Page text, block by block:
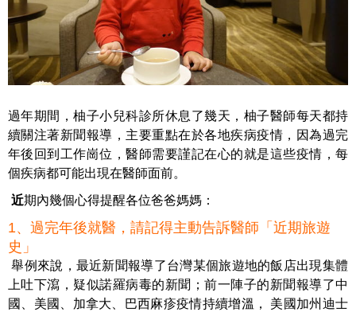
過年期間，柚子小兒科診所休息了幾天，柚子醫師每天都持
續關注著新聞報導 ，主要重點在於各地疾病疫情，因為過完
年後回到工作崗位，醫師需要謹記在心的就是這些疫情，每
個疾病都可能出現在醫師面前。
近期內幾個心得提醒各位爸爸媽媽：
1、過完年後就醫，請記得主動告訴醫師「近期旅遊
史」
舉例來說，最近新聞報導了台灣某個旅遊地的飯店出現集體
上吐下瀉，疑似諾羅病毒的新聞；前一陣子的新聞報導了中
國、美國、加拿大、巴西麻疹疫情持續增溫， 美國加州迪士